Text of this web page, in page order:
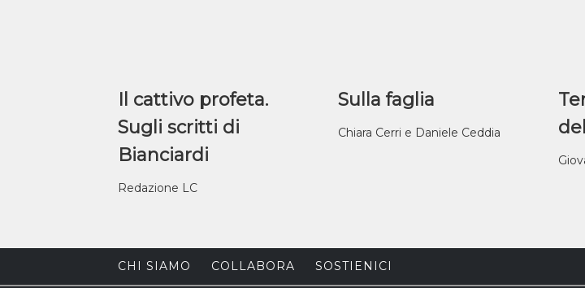
Il cattivo profeta.
Sugli scritti di
Bianciardi
Redazione LC
Sulla faglia
Chiara Cerri e Daniele Ceddia
CHI SIAMO COLLABORA SOSTIENICI